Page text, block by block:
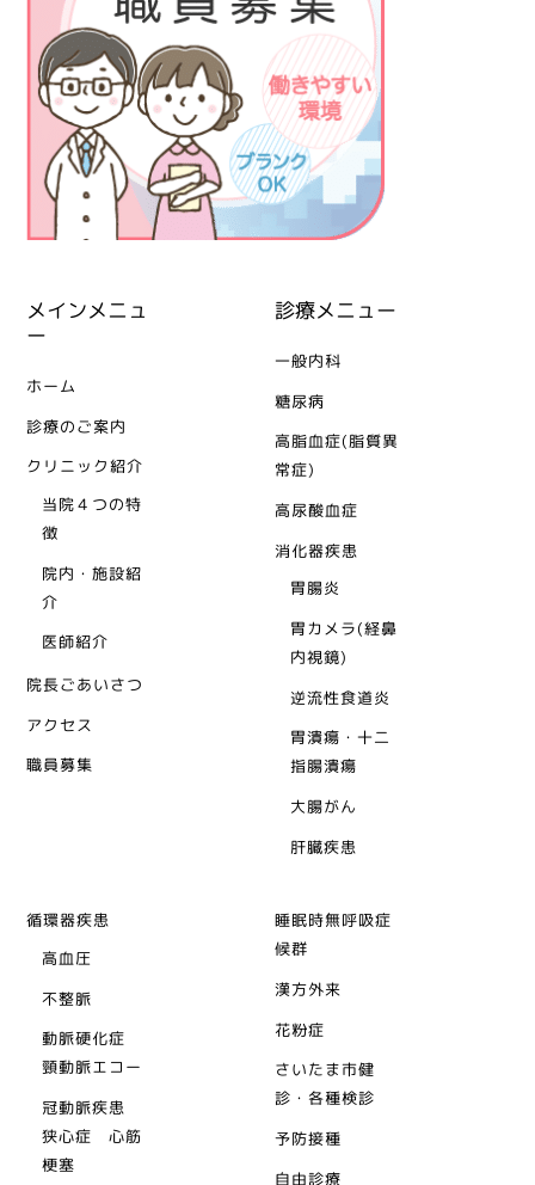
メインメニュ
ー
ホーム
診療のご案内
クリニック紹介
当院４つの特
徴
院内・施設紹
介
医師紹介
院長ごあいさつ
アクセス
職員募集
診療メニュー
一般内科
糖尿病
高脂血症(脂質異
常症)
高尿酸血症
消化器疾患
胃腸炎
胃カメラ(経鼻
内視鏡)
逆流性食道炎
胃潰瘍・十二
指腸潰瘍
大腸がん
肝臓疾患
循環器疾患
高血圧
不整脈
動脈硬化症
頸動脈エコー
冠動脈疾患
狭心症 心筋
梗塞
睡眠時無呼吸症
候群
漢方外来
花粉症
さいたま市健
診・各種検診
予防接種
自由診療